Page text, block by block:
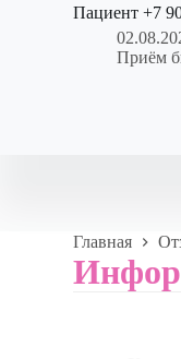
Пациент +7
Приём
Главная